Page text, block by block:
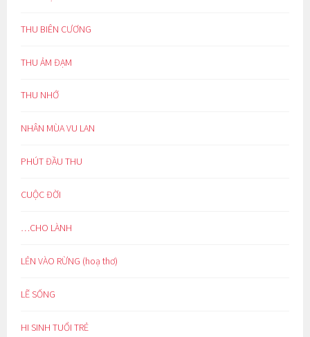
THU BIÊN CƯƠNG
THU ẢM ĐẠM
THU NHỚ
NHÂN MÙA VU LAN
PHÚT ĐẦU THU
CUỘC ĐỜI
…CHO LÀNH
LẺN VÀO RỪNG (hoạ thơ)
LẼ SỐNG
HI SINH TUỔI TRẺ